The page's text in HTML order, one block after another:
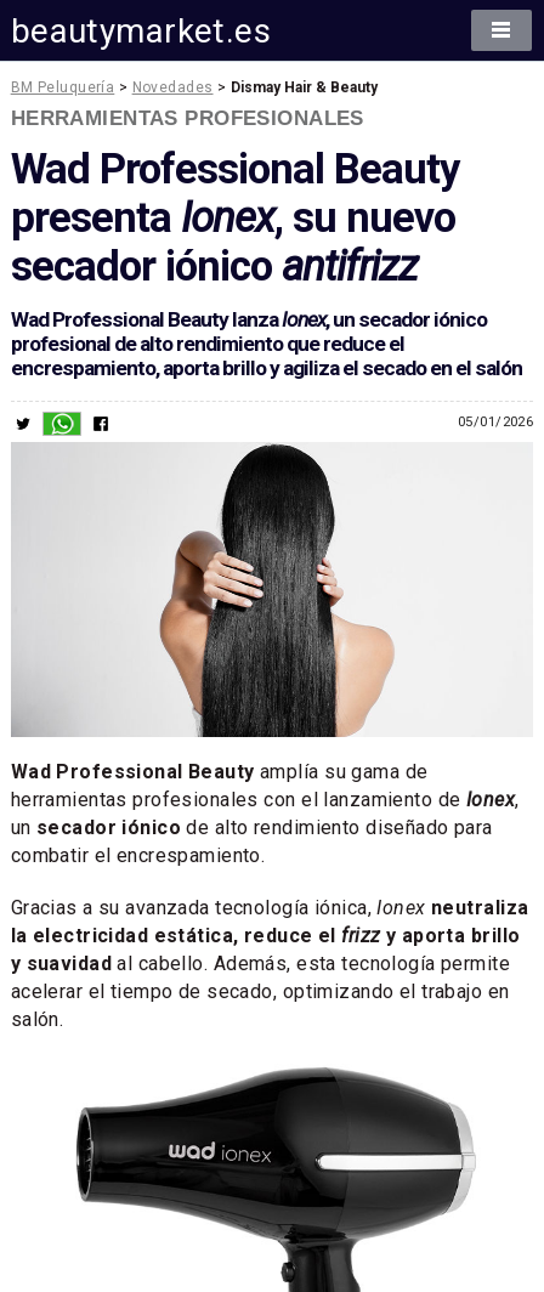
beautymarket.es
BM Peluquería > Novedades > Dismay Hair & Beauty
HERRAMIENTAS PROFESIONALES
Wad Professional Beauty
presentaIonex, su nuevo
secador iónico antifrizz
Wad Professional Beauty lanzaIonex, un secador iónico
profesional de alto rendimiento que reduce el
encrespamiento, aporta brillo y agiliza el secado en el salón
05/01/2026
Wad Professional Beauty amplía su gama de
herramientas profesionales con el lanzamiento de Ionex,
un secador iónicode alto rendimiento diseñado para
combatir el encrespamiento.
Gracias a su avanzada tecnología iónica,Ionex neutraliza
la electricidad estática, reduce el frizz y aporta brillo
y suavidadal cabello. Además, esta tecnología permite
acelerar el tiempo de secado, optimizando el trabajo en
salón.